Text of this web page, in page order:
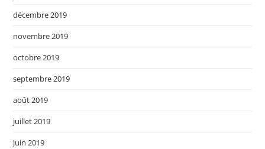
décembre 2019
novembre 2019
octobre 2019
septembre 2019
août 2019
juillet 2019
juin 2019